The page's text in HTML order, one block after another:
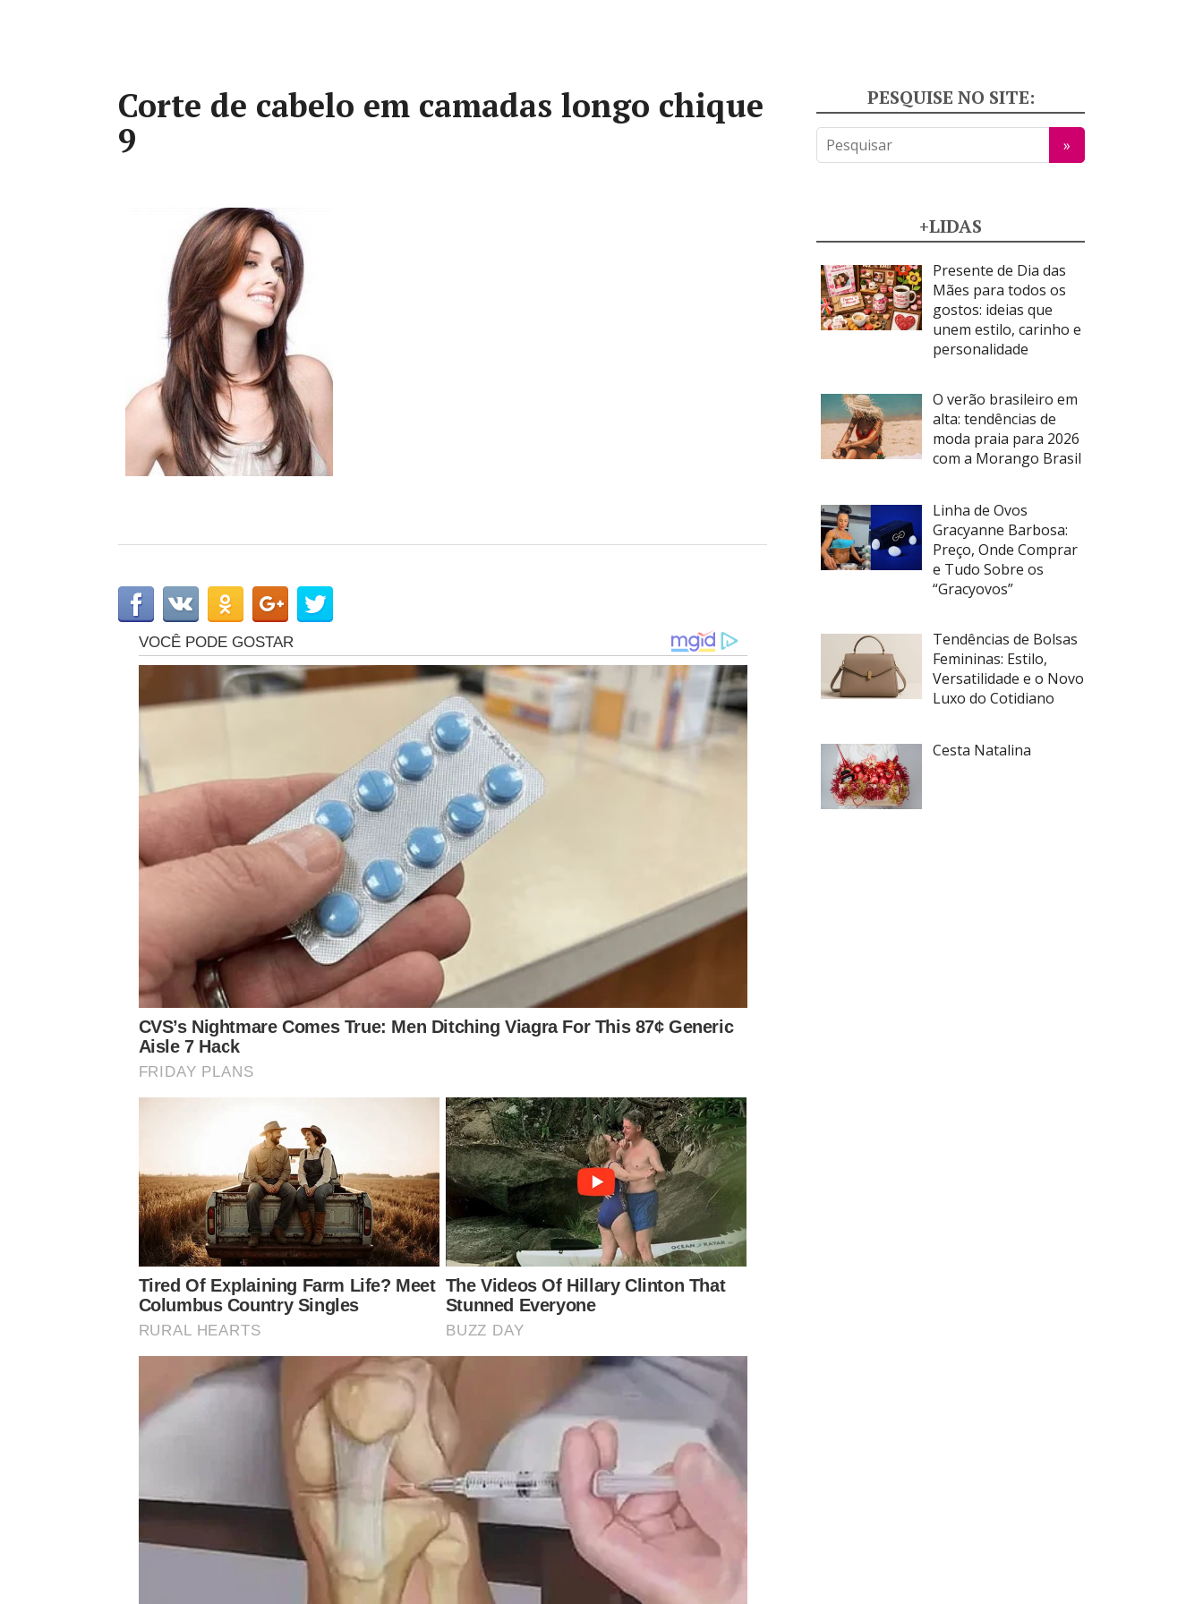
Corte de cabelo em camadas longo chique
9
PESQUISE NO SITE:
+LIDAS
Presente de Dia das
Mães para todos os
gostos: ideias que
unem estilo, carinho e
personalidade
O verão brasileiro em
alta: tendências de
moda praia para 2026
com a Morango Brasil
Linha de Ovos
Gracyanne Barbosa:
Preço, Onde Comprar
e Tudo Sobre os
“Gracyovos”
Tendências de Bolsas
Femininas: Estilo,
Versatilidade e o Novo
Luxo do Cotidiano
Cesta Natalina